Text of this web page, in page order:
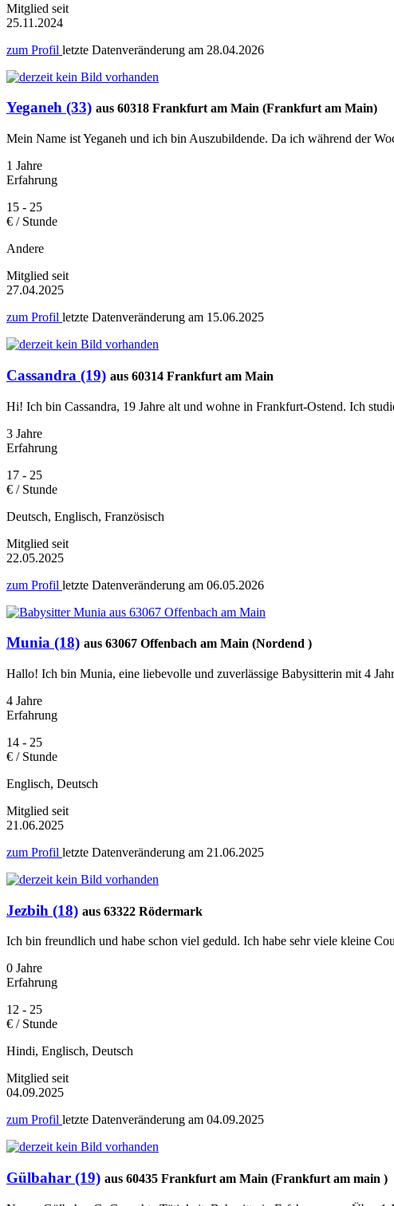
Mitglied seit
25.11.2024
zum Profil letzte Datenveränderung am 28.04.2026
Yeganeh (33) aus 60318 Frankfurt am Main (Frankfurt am Main)
Mein Name ist Yeganeh und ich bin Auszubildende. Da ich während der
1 Jahre
Erfahrung
15 - 25
€ / Stunde
Andere
Mitglied seit
27.04.2025
zum Profil letzte Datenveränderung am 15.06.2025
Cassandra (19) aus 60314 Frankfurt am Main
Hi! Ich bin Cassandra, 19 Jahre alt und wohne in Frankfurt-Ostend. Ich
3 Jahre
Erfahrung
17 - 25
€ / Stunde
Deutsch, Englisch, Französisch
Mitglied seit
22.05.2025
zum Profil letzte Datenveränderung am 06.05.2026
Munia (18) aus 63067 Offenbach am Main (Nordend )
Hallo! Ich bin Munia, eine liebevolle und zuverlässige Babysitterin mit 4
4 Jahre
Erfahrung
14 - 25
€ / Stunde
Englisch, Deutsch
Mitglied seit
21.06.2025
zum Profil letzte Datenveränderung am 21.06.2025
Jezbih (18) aus 63322 Rödermark
Ich bin freundlich und habe schon viel geduld. Ich habe sehr viele kleine
0 Jahre
Erfahrung
12 - 25
€ / Stunde
Hindi, Englisch, Deutsch
Mitglied seit
04.09.2025
zum Profil letzte Datenveränderung am 04.09.2025
Gülbahar (19) aus 60435 Frankfurt am Main (Frankfurt am main )